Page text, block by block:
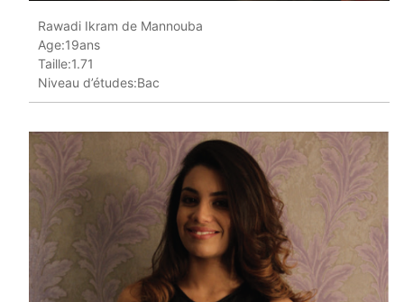
Rawadi Ikram de Mannouba
Age:19ans
Taille:1.71
Niveau d’études:Bac